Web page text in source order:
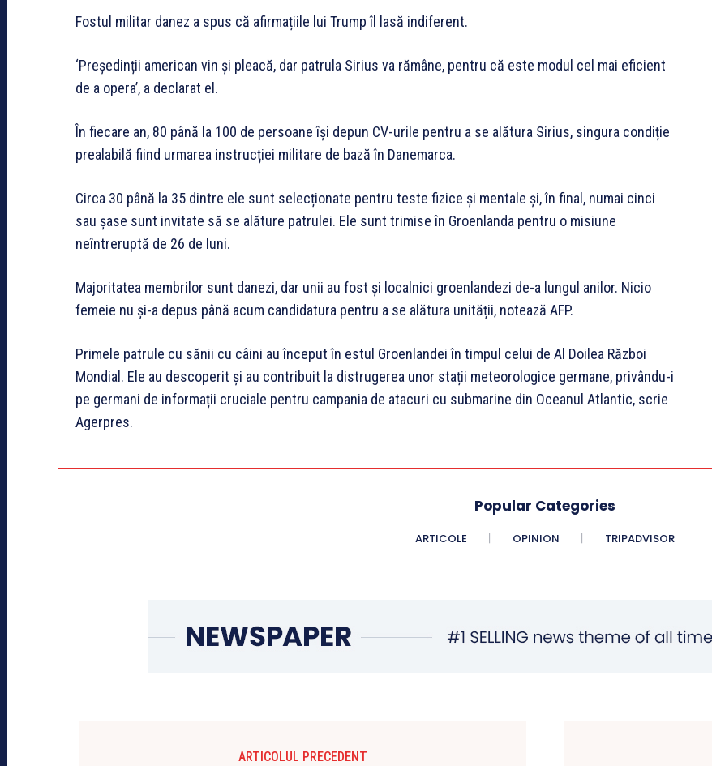
Fostul militar danez a spus că afirmațiile lui Trump îl lasă indiferent.
‘Președinții american vin și pleacă, dar patrula Sirius va rămâne, pentru că este modul cel mai eficient
de a opera’, a declarat el.
În fiecare an, 80 până la 100 de persoane își depun CV-urile pentru a se alătura Sirius, singura condiție
prealabilă fiind urmarea instrucției militare de bază în Danemarca.
Circa 30 până la 35 dintre ele sunt selecționate pentru teste fizice și mentale și, în final, numai cinci
sau șase sunt invitate să se alăture patrulei. Ele sunt trimise în Groenlanda pentru o misiune
neîntreruptă de 26 de luni.
Majoritatea membrilor sunt danezi, dar unii au fost și localnici groenlandezi de-a lungul anilor. Nicio
femeie nu și-a depus până acum candidatura pentru a se alătura unității, notează AFP.
Primele patrule cu sănii cu câini au început în estul Groenlandei în timpul celui de Al Doilea Război
Mondial. Ele au descoperit și au contribuit la distrugerea unor stații meteorologice germane, privându-i
pe germani de informații cruciale pentru campania de atacuri cu submarine din Oceanul Atlantic, scrie
Agerpres.
Popular Categories
ARTICOLE OPINION TRIPADVISOR
ARTICOLUL PRECEDENT